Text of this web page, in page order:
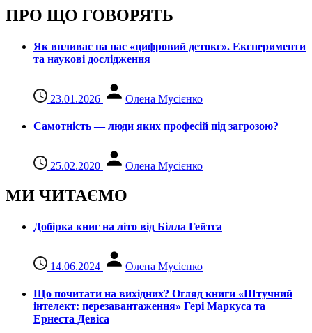
ПРО ЩО ГОВОРЯТЬ
Як впливає на нас «цифровий детокс». Експерименти
та наукові дослідження
23.01.2026 Олена Мусієнко
Самотність — люди яких професій під загрозою?
25.02.2020 Олена Мусієнко
МИ ЧИТАЄМО
Добірка книг на літо від Білла Гейтса
14.06.2024 Олена Мусієнко
Що почитати на вихідних? Огляд книги «Штучний
інтелект: перезавантаження» Гері Маркуса та
Ернеста Девіса